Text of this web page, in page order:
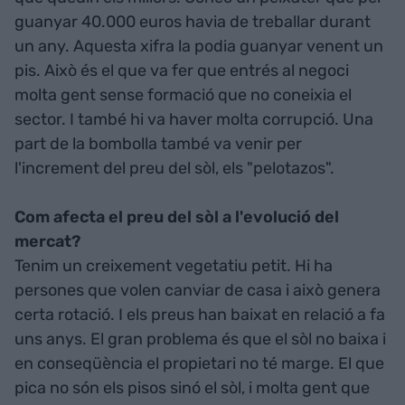
guanyar 40.000 euros havia de treballar durant
un any. Aquesta xifra la podia guanyar venent un
pis. Això és el que va fer que entrés al negoci
molta gent sense formació que no coneixia el
sector. I també hi va haver molta corrupció. Una
part de la bombolla també va venir per
l'increment del preu del sòl, els "pelotazos".
Com afecta el preu del sòl a l'evolució del
mercat?
Tenim un creixement vegetatiu petit. Hi ha
persones que volen canviar de casa i això genera
certa rotació. I els preus han baixat en relació a fa
uns anys. El gran problema és que el sòl no baixa i
en conseqüència el propietari no té marge. El que
pica no són els pisos sinó el sòl, i molta gent que